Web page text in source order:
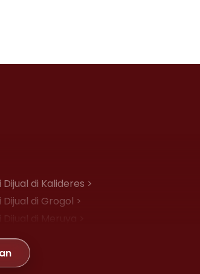
di Kalideres >
di Grogol >
Dijual di Meruya >
di Joglo >